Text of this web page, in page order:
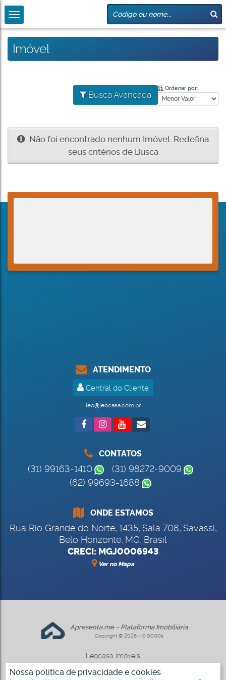
Nossa política de privacidade e cookies
Imóvel
Busca Avançada
Ordenar por:
Não foi encontrado nenhum Imóvel. Redefina
seus critérios de Busca
ATENDIMENTO
Central do Cliente
leo@leocasa.com.br
CONTATOS
(31) 99163-1410
(31) 98272-9009
(62) 99693-1688
ONDE ESTAMOS
Rua Rio Grande do Norte, 1435, Sala 708, Savassi,
Belo Horizonte, MG, Brasil
CRECI: MGJ0006943
Ver no Mapa
Apresenta.me ~ Plataforma Imobiliária
Copyright © 2026 ~ 0.0000s
Leocasa Imóveis